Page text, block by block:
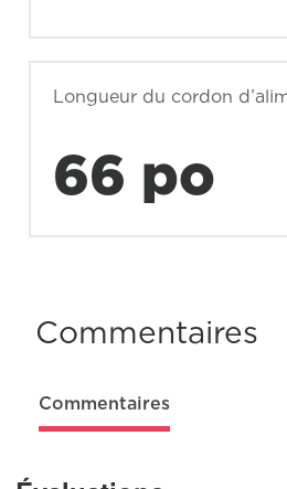
Longueur du cordon
66 po
Commentaires
Commentaires